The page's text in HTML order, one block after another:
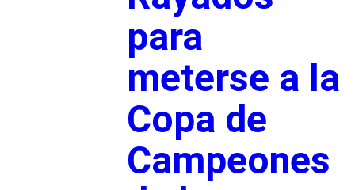
para
meterse a la
Copa de
Campeones